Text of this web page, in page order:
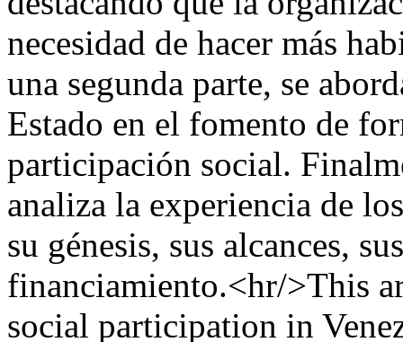
necesidad de hacer más
una segunda parte, se
Estado en el fomento de
participación social.
analiza la experiencia de
su génesis, sus alcances,
financiamiento.<hr/>This
social participation in